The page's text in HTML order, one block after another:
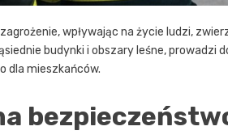
wpływając na życie ludzi,
budynki i obszary leśne,
dla mieszkańców.